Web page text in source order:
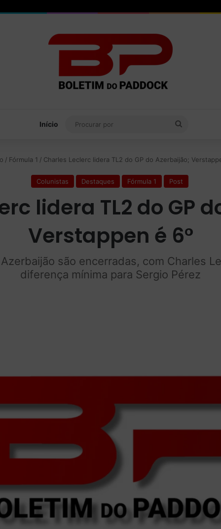
Início
/ Fórmula 1 / Charles Leclerc lidera TL2 do GP do Azerbaijão;
Colunistas Destaques Fórmula 1 Post
lidera TL2 do GP
Verstappen é 6°
são encerradas, com Charles
diferença mínima para Sergio Pérez